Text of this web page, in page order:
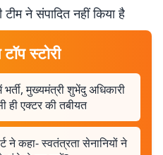
ने संपादित नहीं किया है
स्टोरी
मुख्यमंत्री शुभेंदु अधिकारी
ही एक्टर की तबीयत
ने कहा- स्वतंत्रता सेनानियों ने